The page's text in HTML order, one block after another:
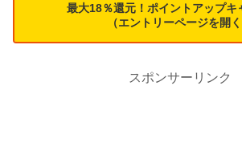
最大18％還元！ポイントアップキ
（エントリーページを開く
スポンサーリンク